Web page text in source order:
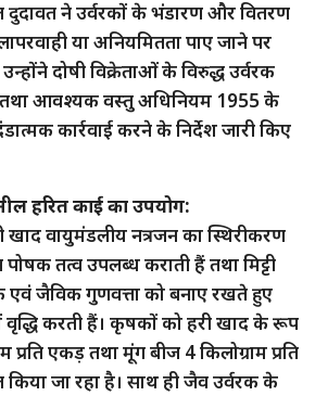
ने उर्वरकों के भंडारण और वितरण
या अनियमितता पाए जाने पर
दोषी विक्रेताओं के विरुद्ध उर्वरक
आवश्यक वस्तु अधिनियम 1955 के
कार्रवाई करने के निर्देश जारी किए
हरित काई का उपयोग:
खाद वायुमंडलीय नत्रजन का स्थिरीकरण
पोषक तत्व उपलब्ध कराती हैं तथा मिट्टी
एवं जैविक गुणवत्ता को बनाए रखते हुए
वृद्धि करती हैं। कृषकों को हरी खाद के रूप
प्रति एकड़ तथा मूंग बीज 4 किलोग्राम प्रति
जा रहा है। साथ ही जैव उर्वरक के